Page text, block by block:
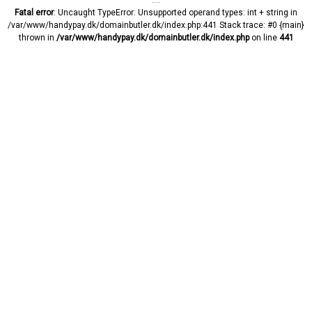
Fatal error: Uncaught TypeError: Unsupported operand types: int + string in
/var/www/handypay.dk/domainbutler.dk/index.php:441 Stack trace: #0 {main}
thrown in /var/www/handypay.dk/domainbutler.dk/index.phpon line 441